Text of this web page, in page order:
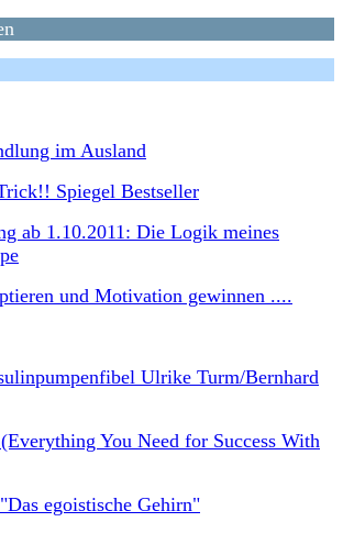
im Ausland
Spiegel Bestseller
ab 1.10.2011: Die Logik meines
und Motivation gewinnen ....
Ulrike Turm/Bernhard
You Need for Success With
egoistische Gehirn"